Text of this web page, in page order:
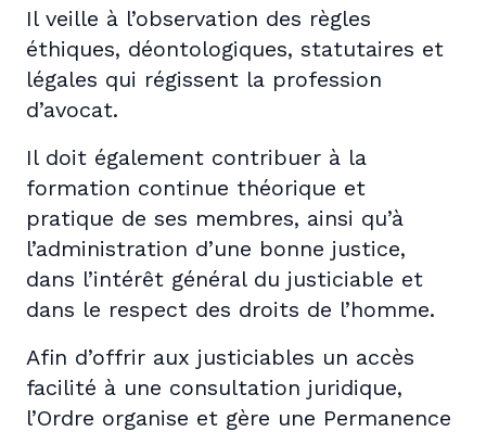
Il veille à l’observation des règles
éthiques, déontologiques, statutaires et
légales qui régissent la profession
d’avocat.
Il doit également contribuer à la
formation continue théorique et
pratique de ses membres, ainsi qu’à
l’administration d’une bonne justice,
dans l’intérêt général du justiciable et
dans le respect des droits de l’homme.
Afin d’offrir aux justiciables un accès
facilité à une consultation juridique,
l’Ordre organise et gère une Permanence